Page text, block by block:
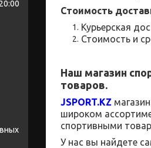
Стоимость
Курьерская
Стоимость и
Наш магазин
товаров.
JSPORT.KZ
широком
спортивными
У нас вы найдете
20:00